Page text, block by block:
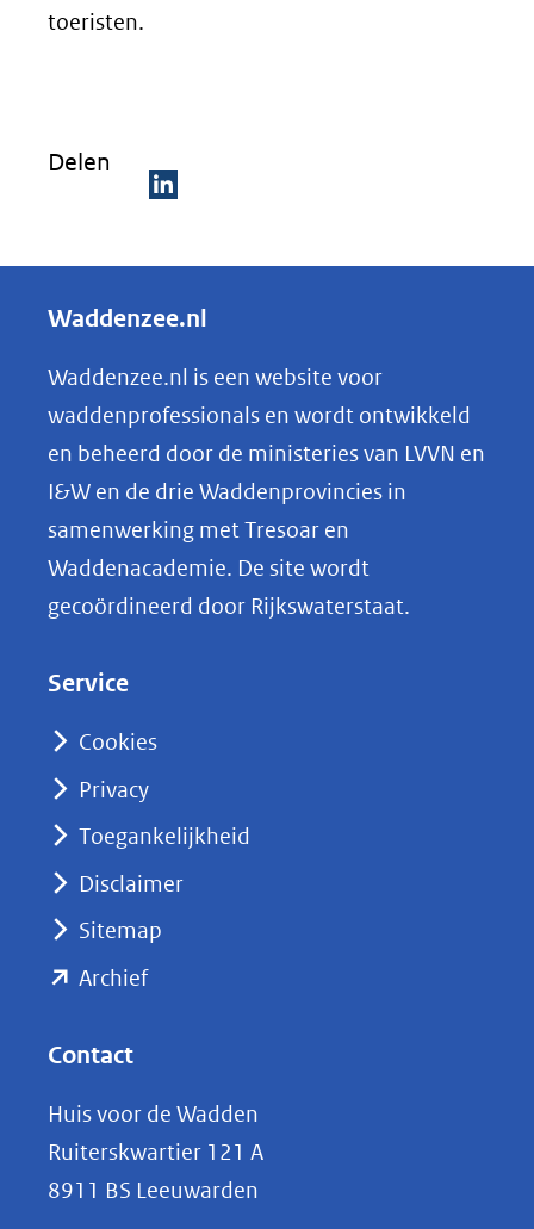
toeristen.
Delen
e
e
n
o
p
k
e
nieuw
naar
Waddenzee.nl
Waddenzee.nl is een website voor
waddenprofessionals en wordt ontwikkeld
en beheerd door de ministeries van LVVN en
I&W en de drie Waddenprovincies in
samenwerking met Tresoar en
Waddenacademie. De site wordt
gecoördineerd door Rijkswaterstaat.
Service
Cookies
Privacy
Toegankelijkheid
Disclaimer
Sitemap
Archief(opent
(verwijst
naar
een
Contact
Huis voor de Wadden
Ruiterskwartier 121 A
8911 BS Leeuwarden